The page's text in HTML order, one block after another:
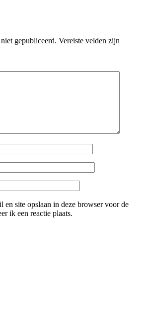
gepubliceerd. Vereiste velden zijn
en site opslaan in deze browser voor de
ik een reactie plaats.